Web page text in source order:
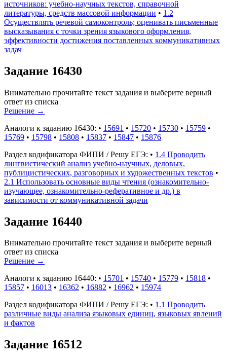
источников: учебно-научных текстов, справочной
литературы, средств массовой информации • 1.2
Осуществлять речевой самоконтроль; оценивать письменные
высказывания с точки зрения языкового оформления,
эффективности достижения поставленных коммуникативных
задач
Задание 16430
Внимательно прочитайте текст задания и выберите верный
ответ из списка
Решение →
Аналоги к заданию 16430: • 15691 • 15720 • 15730 • 15759 •
15769 • 15798 • 15808 • 15837 • 15847 • 15876
Раздел кодификатора ФИПИ / Решу ЕГЭ: • 1.4 Проводить
лингвистический анализ учебно-научных, деловых,
публицистических, разговорных и художественных текстов •
2.1 Использовать основные виды чтения (ознакомительно-
изучающее, ознакомительно-реферативное и др.) в
зависимости от коммуникативной задачи
Задание 16440
Внимательно прочитайте текст задания и выберите верный
ответ из списка
Решение →
Аналоги к заданию 16440: • 15701 • 15740 • 15779 • 15818 •
15857 • 16013 • 16362 • 16882 • 16962 • 15974
Раздел кодификатора ФИПИ / Решу ЕГЭ: • 1.1 Проводить
различные виды анализа языковых единиц, языковых явлений
и фактов
Задание 16512